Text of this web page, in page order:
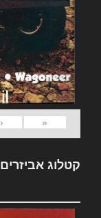
«
‹
קטלוג אביזרים Jeep 1980